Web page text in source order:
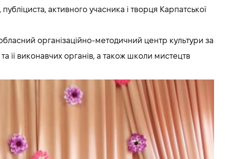
активного учасника і творця Карпатської
організаційно-методичний центр культури за
її виконавчих органів, а також школи мистецтв